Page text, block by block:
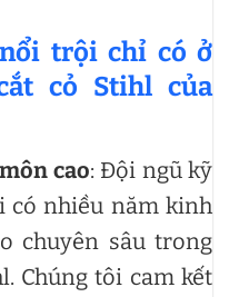
trội chỉ có ở
cỏ Stihl của
cao: Đội ngũ kỹ
có nhiều năm kinh
chuyên sâu trong
Chúng tôi cam kết